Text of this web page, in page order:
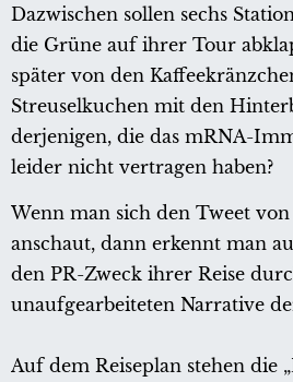
Dazwischen sollen sechs
die Grüne auf ihrer Tour
später von den
Streuselkuchen mit den
derjenigen, die das mRNA-
leider nicht vertragen haben?
Wenn man sich den Tweet
anschaut, dann erkennt man
den PR-Zweck ihrer Reise
unaufgearbeiteten Narrative
Auf dem Reiseplan stehen die